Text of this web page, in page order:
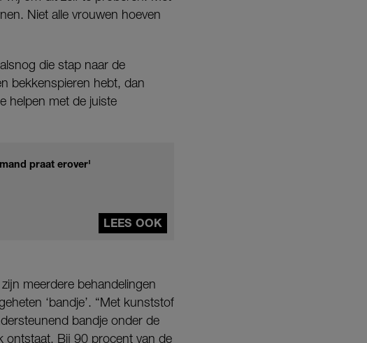
Niet alle vrouwen hoeven
die stap naar de
bekkenspieren hebt, dan
helpen met de juiste
praat erover'
LEES OOK
meerdere behandelingen
‘bandje’. “Met kunststof
bandje onder de
ontstaat. Bij 90 procent van de